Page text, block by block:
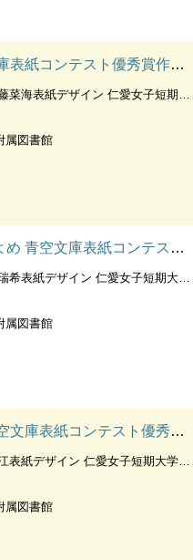
コンテスト優秀賞作品 ；第8回
紙デザイン 仁愛女子短期大学附属図書館編集
属図書館
庫表紙コンテスト優秀賞作品 ；第8回
デザイン 仁愛女子短期大学附属図書館編集
属図書館
紙コンテスト優秀賞作品 ；第8回
ザイン 仁愛女子短期大学附属図書館編集
属図書館